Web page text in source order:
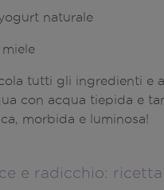
naturale
tutti gli ingredienti e
con acqua tiepida e
morbida e luminosa!
e radicchio: